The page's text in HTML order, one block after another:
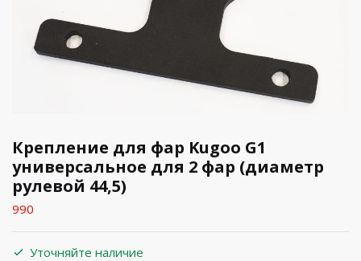
Крепление для фар Kugoo G1
универсальное для 2 фар (диаметр
рулевой 44,5)
990
Уточняйте наличие